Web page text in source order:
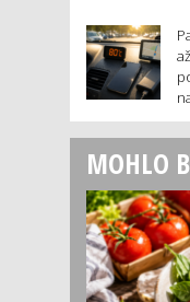
MOHLO